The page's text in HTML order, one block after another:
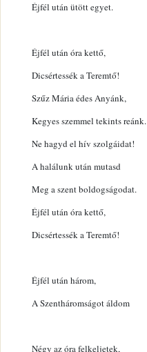
Éjfél után ütött egyet.
Éjfél után óra kettő,
Dicsértessék a Teremtő!
Szűz Mária édes Anyánk,
Kegyes szemmel tekints reánk.
Ne hagyd el hív szolgáidat!
A halálunk után mutasd
Meg a szent boldogságodat.
Éjfél után óra kettő,
Dicsértessék a Teremtő!
Éjfél után három,
A Szentháromságot áldom
Négy az óra felkeljetek,